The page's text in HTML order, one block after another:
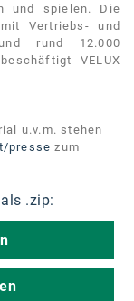
und spielen. Die
Vertriebs- und
rund 12.000
VELUX
u.v.m. stehen
presse zum
.zip: